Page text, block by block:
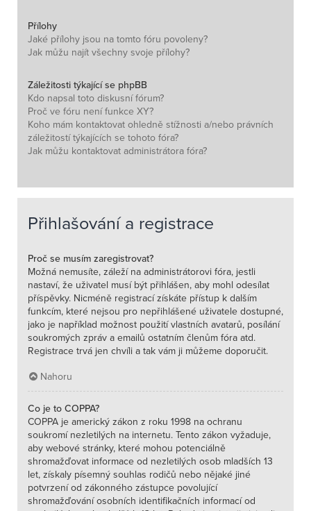
Přílohy
Jaké přílohy jsou na tomto fóru povoleny?
Jak můžu najít všechny svoje přílohy?
Záležitosti týkající se phpBB
Kdo napsal toto diskusní fórum?
Proč ve fóru není funkce XY?
Koho mám kontaktovat ohledně stížnosti a/nebo právních
záležitostí týkajících se tohoto fóra?
Jak můžu kontaktovat administrátora fóra?
Přihlašování a registrace
Proč se musím zaregistrovat?
Možná nemusíte, záleží na administrátorovi fóra, jestli
nastaví, že uživatel musí být přihlášen, aby mohl odesílat
příspěvky. Nicméně registrací získáte přístup k dalším
funkcím, které nejsou pro nepřihlášené uživatele dostupné,
jako je například možnost použití vlastních avatarů, posílání
soukromých zpráv a emailů ostatním členům fóra atd.
Registrace trvá jen chvíli a tak vám ji můžeme doporučit.
Nahoru
Co je to COPPA?
COPPA je americký zákon z roku 1998 na ochranu
soukromí nezletilých na internetu. Tento zákon vyžaduje,
aby webové stránky, které mohou potenciálně
shromažďovat informace od nezletilých osob mladších 13
let, získaly písemný souhlas rodičů nebo nějaké jiné
potvrzení od zákonného zástupce povolující
shromažďování osobních identifikačních informací od